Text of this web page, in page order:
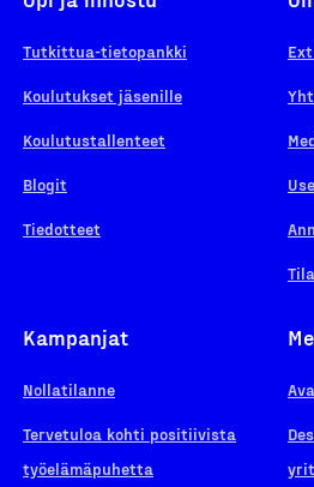
Tutkittua-tietopankki
Koulutukset jäsenille
Koulutustallenteet
Blogit
Tiedotteet
Kampanjat
Nollatilanne
Tervetuloa kohti positiivista
työelämäpuhetta